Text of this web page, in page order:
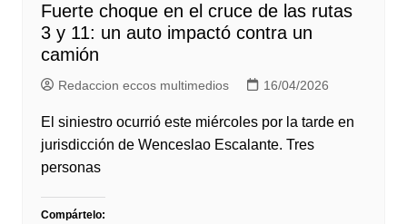
Fuerte choque en el cruce de las rutas
3 y 11: un auto impactó contra un
camión
Redaccion eccos multimedios 16/04/2026
El siniestro ocurrió este miércoles por la tarde en
jurisdicción de Wenceslao Escalante. Tres
personas
Compártelo: